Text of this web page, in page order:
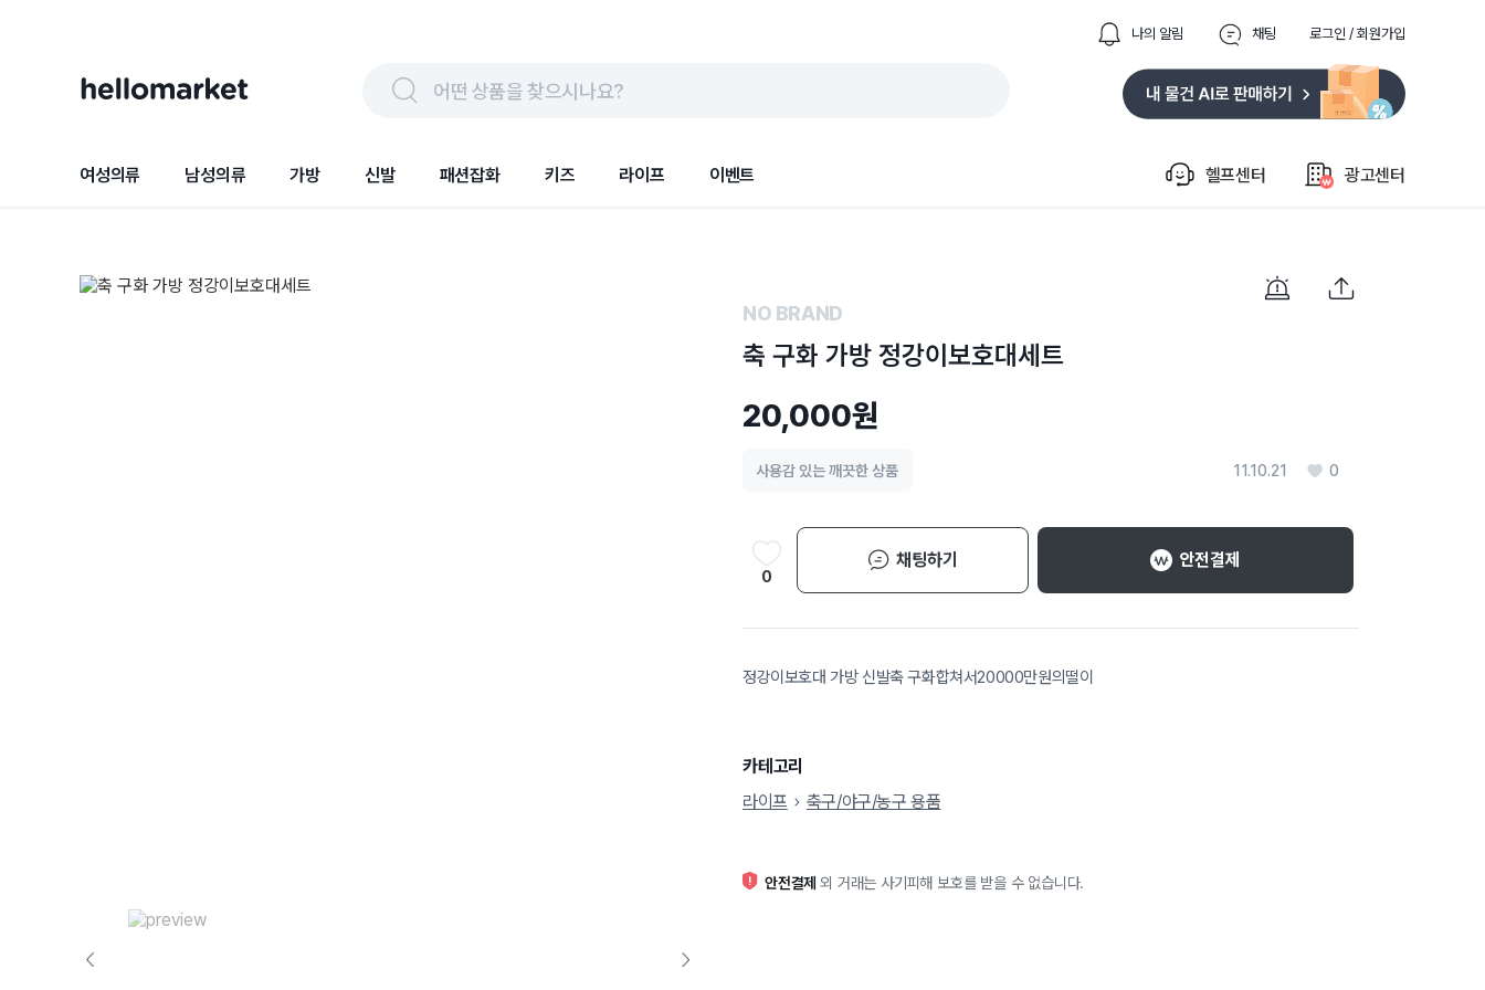
나의 알림 채팅 로그인 / 회원가입
어떤 상품을 찾으시나요?
여성의류 남성의류 가방 신발 패션잡화 키즈 라이프 이벤트 헬프센터 광고센터
NO BRAND
축 구화 가방 정강이보호대세트
20,000원
11.10.21 0
사용감 있는 깨끗한 상품
0
채팅하기 안전결제
정강이보호대 가방 신발축 구화합쳐서20000만원의떨이
카테고리
라이프
축구/야구/농구 용품
안전결제 외 거래는 사기피해 보호를 받을 수 없습니다.